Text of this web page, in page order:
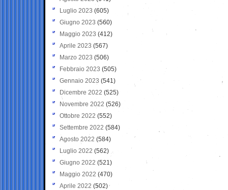
Luglio 2023 (605)
Giugno 2023 (560)
Maggio 2023 (412)
Aprile 2023 (567)
Marzo 2023 (506)
Febbraio 2023 (505)
Gennaio 2023 (541)
Dicembre 2022 (525)
Novembre 2022 (526)
Ottobre 2022 (552)
Settembre 2022 (584)
Agosto 2022 (584)
Luglio 2022 (562)
Giugno 2022 (521)
Maggio 2022 (470)
Aprile 2022 (502)